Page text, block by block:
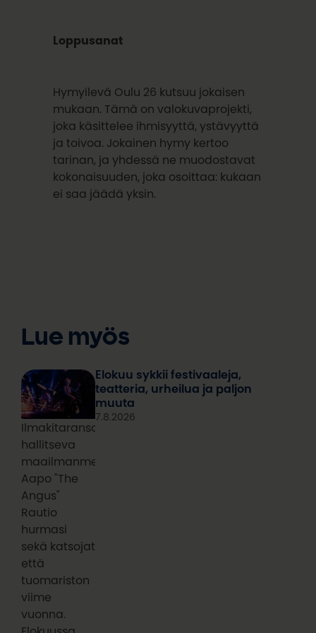
Loppusanat
Hymyilevä Oulu 26 kutsuu jokaisen
mukaan. Tämä on valokuvaprojekti,
joka käsittelee ihmisyyttä, ystävyyttä
ja toivoa. Jokainen hymy kertoo
tarinan, ja yhdessä ne muodostavat
kokonaisuuden, joka osoittaa: kukaan
ei saa jäädä yksin.
Lue myös
Ilmakitaransoiton
hallitseva
maailmanmestari
Aapo "The
Angus"
Rautio
hurmasi
sekä katsojat
että
tuomariston
viime
vuonna.
Elokuussa
Elokuu sykkii festivaaleja,
teatteria, urheilua ja paljon
muuta
7.8.2026